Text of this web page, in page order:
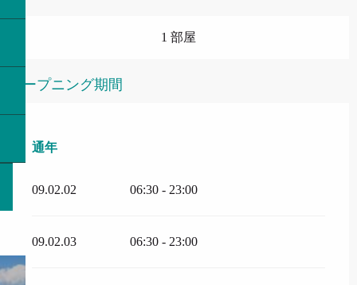
1 部屋
オープニング期間
通年
通年
09.02.02 06:30 - 23:00
09.02.03 06:30 - 23:00